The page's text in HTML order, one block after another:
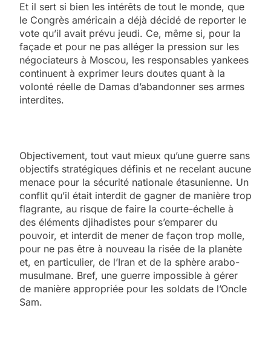
Et il sert si bien les intérêts de tout le monde, que
le Congrès américain a déjà décidé de reporter le
vote qu’il avait prévu jeudi. Ce, même si, pour la
façade et pour ne pas alléger la pression sur les
négociateurs à Moscou, les responsables yankees
continuent à exprimer leurs doutes quant à la
volonté réelle de Damas d’abandonner ses armes
interdites.
Objectivement, tout vaut mieux qu’une guerre sans
objectifs stratégiques définis et ne recelant aucune
menace pour la sécurité nationale étasunienne. Un
conflit qu’il était interdit de gagner de manière trop
flagrante, au risque de faire la courte-échelle à
des éléments djihadistes pour s’emparer du
pouvoir, et interdit de mener de façon trop molle,
pour ne pas être à nouveau la risée de la planète
et, en particulier, de l’Iran et de la sphère arabo-
musulmane. Bref, une guerre impossible à gérer
de manière appropriée pour les soldats de l’Oncle
Sam.